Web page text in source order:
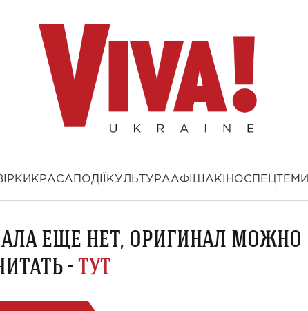
КРАСА ПОДІЇ КУЛЬТУРААФІША КІНОСПЕЦТЕМИ
ЕЩЕ НЕТ, ОРИГИНАЛ МОЖНО
-ТУТ